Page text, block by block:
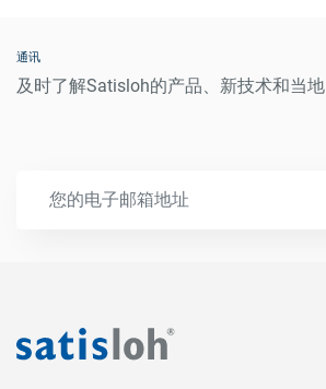
通讯
及时了解Satisloh的产品、新技术和当